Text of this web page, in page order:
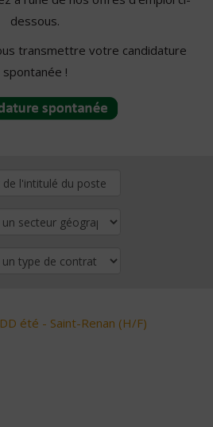
dessous.
transmettre votre candidature
spontanée !
été - Saint-Renan (H/F)